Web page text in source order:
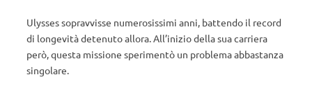
Ulysses sopravvisse numerosissimi anni, battendo il record
di longevità detenuto allora. All’inizio della sua carriera
però, questa missione sperimentò un problema abbastanza
singolare.